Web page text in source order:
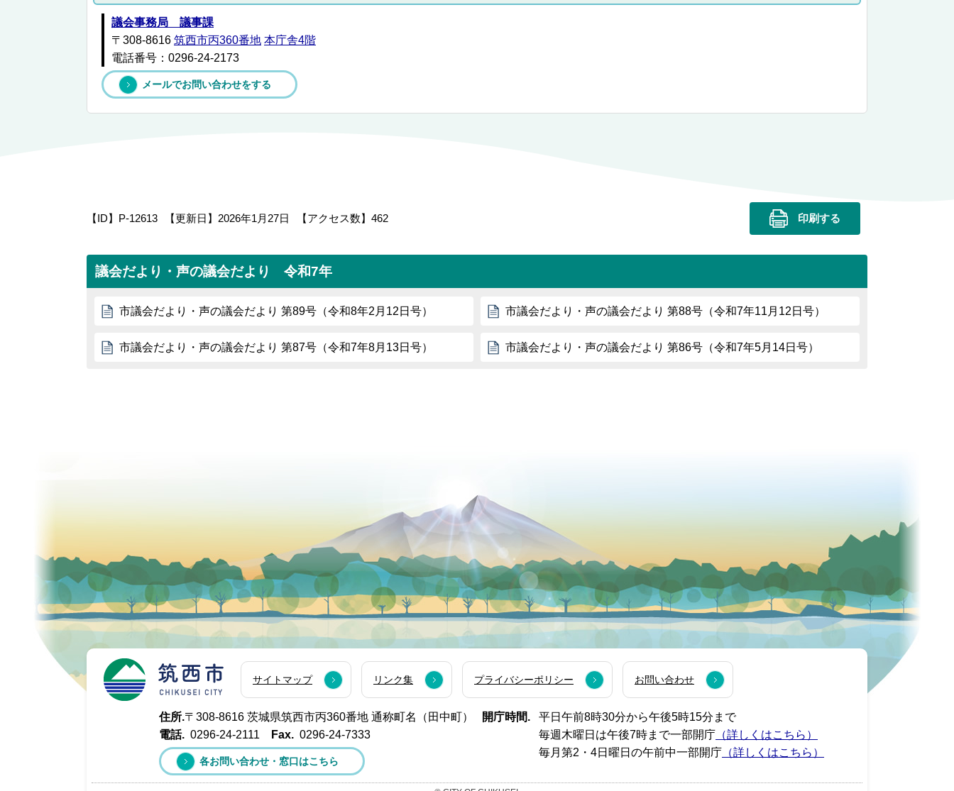
議会事務局 議事課
〒308-8616 筑西市丙360番地 本庁舎4階
電話番号：0296-24-2173
メールでお問い合わせをする
【ID】 P-12613 【更新日】 2026年1月27日 【アクセス数】 462 印刷する
議会だより・声の議会だより 令和7年
市議会だより・声の議会だより 第89号（令和8年2月12日号） 市議会だより・声の議会だより 第88号（令和7年11月12日号）
市議会だより・声の議会だより 第87号（令和7年8月13日号） 市議会だより・声の議会だより 第86号（令和7年5月14日号）
サイトマップ リンク集 プライバシーポリシー お問い合わせ
住所.〒308-8616 茨城県筑西市丙360番地 通称町名（田中町）
電話. 0296-24-2111 Fax. 0296-24-7333
各お問い合わせ・窓口はこちら
開庁時間.
平日午前8時30分から午後5時15分まで
毎週木曜日は午後7時まで一部開庁 （詳しくはこちら）
毎月第2・4日曜日の午前中一部開庁 （詳しくはこちら）